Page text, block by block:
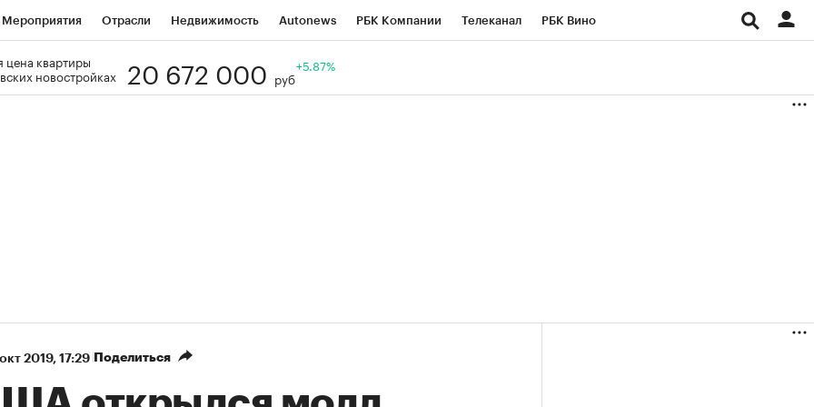
Мероприятия Отрасли Недвижимость Autonews РБК Компании Телеканал РБК Вино
Визионеры
цена квартиры
новостройках
20 672 000 руб
+5.87%
2019, 17:29 Поделиться